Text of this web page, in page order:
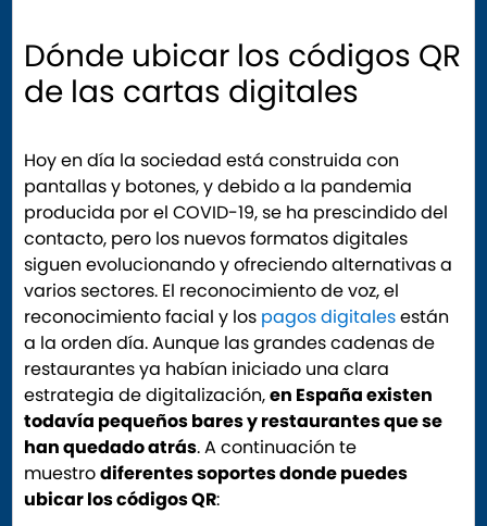
Dónde ubicar los códigos QR
de las cartas digitales
Hoy en día la sociedad está construida con
pantallas y botones, y debido a la pandemia
producida por el COVID-19, se ha prescindido del
contacto, pero los nuevos formatos digitales
siguen evolucionando y ofreciendo alternativas a
varios sectores. El reconocimiento de voz, el
reconocimiento facial y los pagos digitalesestán
a la orden día. Aunque las grandes cadenas de
restaurantes ya habían iniciado una clara
estrategia de digitalización,en España existen
todavía pequeños bares y restaurantes que se
han quedado atrás. A continuación te
muestrodiferentes soportes donde puedes
ubicar los códigos QR: